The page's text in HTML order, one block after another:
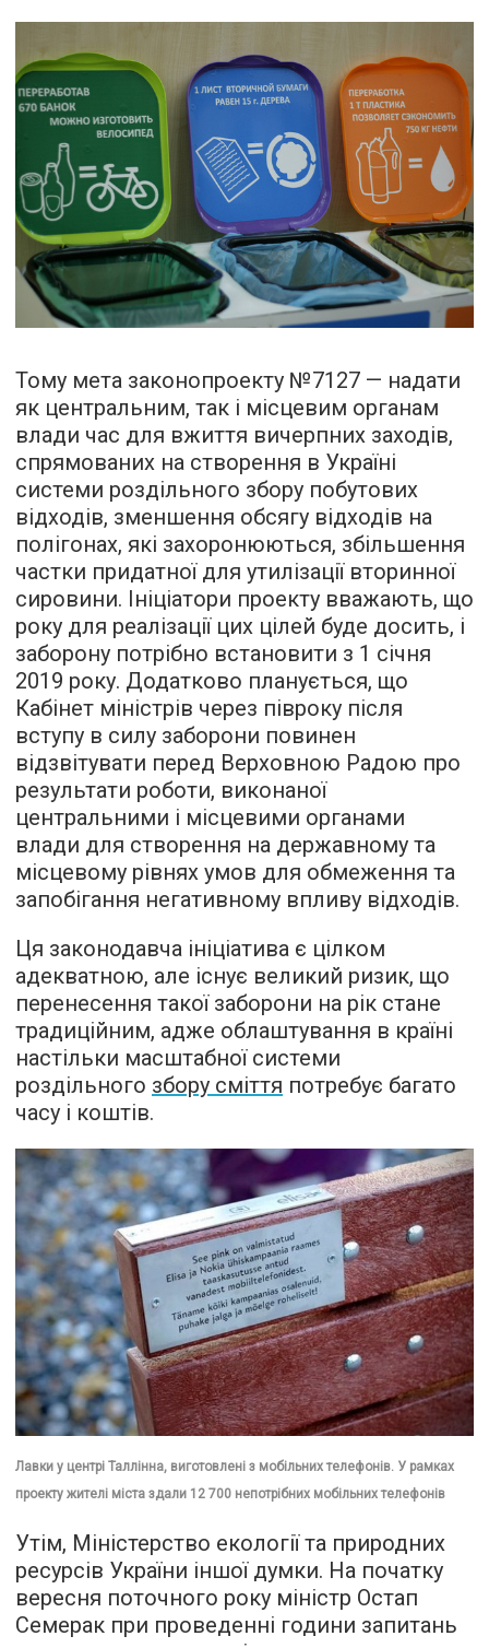
Тому мета законопроекту №7127 — надати
як центральним, так і місцевим органам
влади час для вжиття вичерпних заходів,
спрямованих на створення в Україні
системи роздільного збору побутових
відходів, зменшення обсягу відходів на
полігонах, які захоронюються, збільшення
частки придатної для утилізації вторинної
сировини. Ініціатори проекту вважають, що
року для реалізації цих цілей буде досить, і
заборону потрібно встановити з 1 січня
2019 року. Додатково планується, що
Кабінет міністрів через півроку після
вступу в силу заборони повинен
відзвітувати перед Верховною Радою про
результати роботи, виконаної
центральними і місцевими органами
влади для створення на державному та
місцевому рівнях умов для обмеження та
запобігання негативному впливу відходів.
Ця законодавча ініціатива є цілком
адекватною, але існує великий ризик, що
перенесення такої заборони на рік стане
традиційним, адже облаштування в країні
настільки масштабної системи
роздільного збору сміття потребує багато
часу і коштів.
Лавки у центрі Таллінна, виготовлені з мобільних телефонів. У рамках
проекту жителі міста здали 12 700 непотрібних мобільних телефонів
Утім, Міністерство екології та природних
ресурсів України іншої думки. На початку
вересня поточного року міністр Остап
Семерак при проведенні години запитань